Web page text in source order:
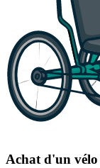
Achat d'un